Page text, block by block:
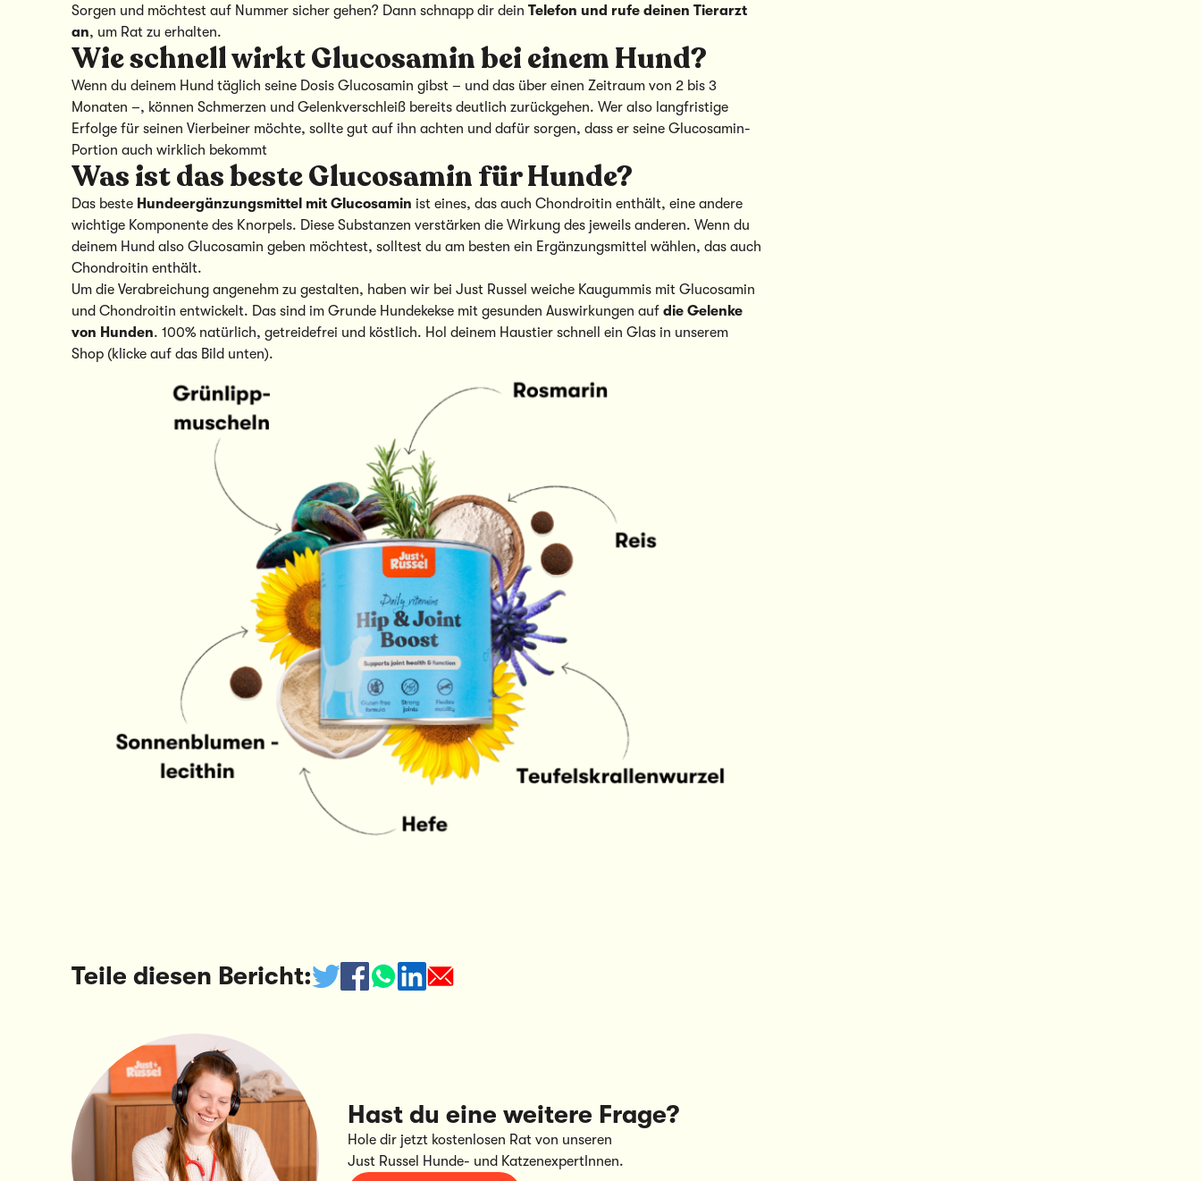
Sorgen und möchtest auf Nummer sicher gehen? Dann schnapp dir dein Telefon und rufe deinen Tierarzt
an, um Rat zu erhalten.
Wie schnell wirkt Glucosamin bei einem Hund?
Wenn du deinem Hund täglich seine Dosis Glucosamin gibst – und das über einen Zeitraum von 2 bis 3
Monaten –, können Schmerzen und Gelenkverschleiß bereits deutlich zurückgehen. Wer also langfristige
Erfolge für seinen Vierbeiner möchte, sollte gut auf ihn achten und dafür sorgen, dass er seine Glucosamin-
Portion auch wirklich bekommt
Was ist das beste Glucosamin für Hunde?
Das beste Hundeergänzungsmittel mit Glucosamin ist eines, das auch Chondroitin enthält, eine andere
wichtige Komponente des Knorpels. Diese Substanzen verstärken die Wirkung des jeweils anderen. Wenn du
deinem Hund also Glucosamin geben möchtest, solltest du am besten ein Ergänzungsmittel wählen, das auch
Chondroitin enthält.
Um die Verabreichung angenehm zu gestalten, haben wir bei Just Russel weiche Kaugummis mit Glucosamin
und Chondroitin entwickelt. Das sind im Grunde Hundekekse mit gesunden Auswirkungen auf die Gelenke
von Hunden. 100% natürlich, getreidefrei und köstlich. Hol deinem Haustier schnell ein Glas in unserem
Shop (klicke auf das Bild unten).
Teile diesen Bericht:
Hast du eine weitere Frage?
Hole dir jetzt kostenlosen Rat von unseren
Just Russel Hunde- und KatzenexpertInnen.